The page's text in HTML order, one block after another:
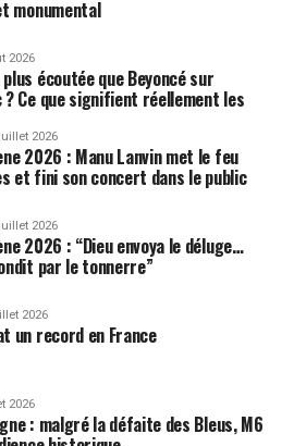
monumental
2026
écoutée que Beyoncé sur
? Ce que signifient réellement les
2026
2026 : Manu Lanvin met le feu
et fini son concert dans le public
2026
2026 : “Dieu envoya le déluge…
par le tonnerre”
2026
un record en France
2026
: malgré la défaite des Bleus, M6